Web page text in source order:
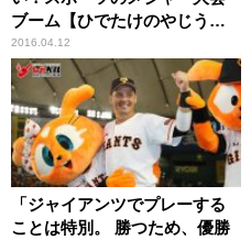
ブーム【ひでたけのやじうま
好奇心】
2016.04.12
「ジャイアンツでプレーする
ことは特別。 勝つため、優勝